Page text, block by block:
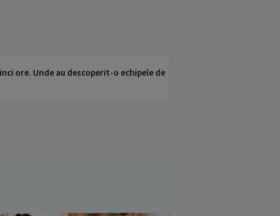
ore. Unde au descoperit-o echipele de